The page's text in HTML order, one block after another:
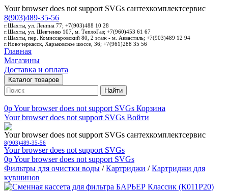
Your browser does not support SVGs сантехкомплектсервис
8(903)489-35-56
г.Шахты, ул. Ленина 77; +7(903)488 10 28
г.Шахты, ул. Шевченко 107, м. ТеплоГаз; +7(960)453 61 67
г.Шахты, пер. Комиссаровский 80, 2 этаж - м. Аквастиль; +7(903)489 12 94
г.Новочеркасск, Харьковское шоссе, 36; +7(961)288 35 56
Главная
Магазины
Доставка и оплата
Каталог товаров
Найти
0pYour browser does not support SVGs Корзина
Your browser does not support SVGs Войти
Your browser does not support SVGs сантехкомплектсервис
8(903)489-35-56
Your browser does not support SVGs
0pYour browser does not support SVGs
Фильтры для очистки воды /Картриджи /Картриджи для
кувшинов